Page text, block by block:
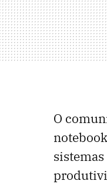
O